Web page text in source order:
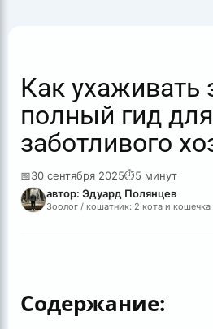
Как ухаживать
полный гид для
заботливого
📅30 сентября 2025⏱5 минут
автор: Эдуард Полянцев
Зоолог / кошатник: 2 кота и
Содержание: